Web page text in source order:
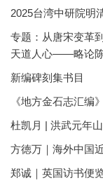
2025台湾中研院明
专题：从唐宋变革
天道人心——略论
新编碑刻集书目
《地方金石志汇编
杜凯月 | 洪武元年
方徳万｜海外中国
郑诚｜英国访书便